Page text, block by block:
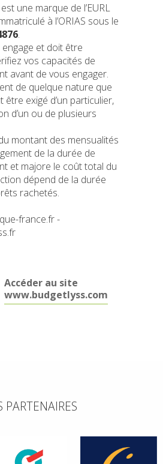
est une marque de l’EURL
à l’ORIAS sous le
.
et doit être
vos capacités de
avant de vous engager.
de quelque nature que
être exigé d’un particulier,
d’un ou de plusieurs
montant des mensualités
de la durée de
et majore le coût total du
dépend de la durée
rachetés.
france.fr -
Accéder au site
www.budgetlyss.com
PARTENAIRES